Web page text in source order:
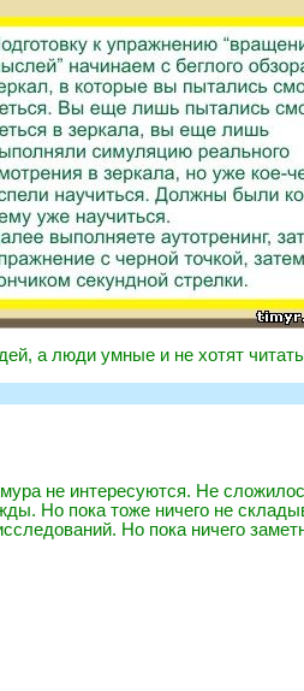
а люди умные и не хотят
не интересуются. Не
Но пока тоже ничего не
Но пока ничего